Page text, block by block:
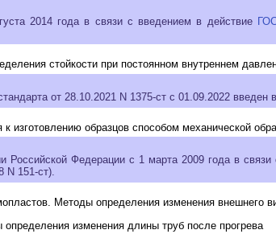
2014 года в связи с введением в действие
стойкости при постоянном внутреннем
от 28.10.2021 N 1375-ст с 01.09.2022 введен
образцов способом механической
Российской Федерации с 1 марта 2009 года в
N 151-ст).
Методы определения изменения внешнего
определения изменения длины труб после прогрева